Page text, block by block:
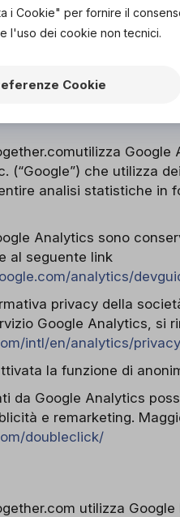
orthogether.com
cliccando “ok” sul
i singoli cookie di
informazioni e
(“Google”) che utilizza
analisi statistiche in
Analytics sono
al seguente link
analytics/
privacy della
Google Analytics, si
intl/en/analytics/
la funzione di
da Google Analytics
e remarketing.
doubleclick/
utilizza
i Cookie" per fornire il
l'uso dei cookie non tecnici.
Cookie